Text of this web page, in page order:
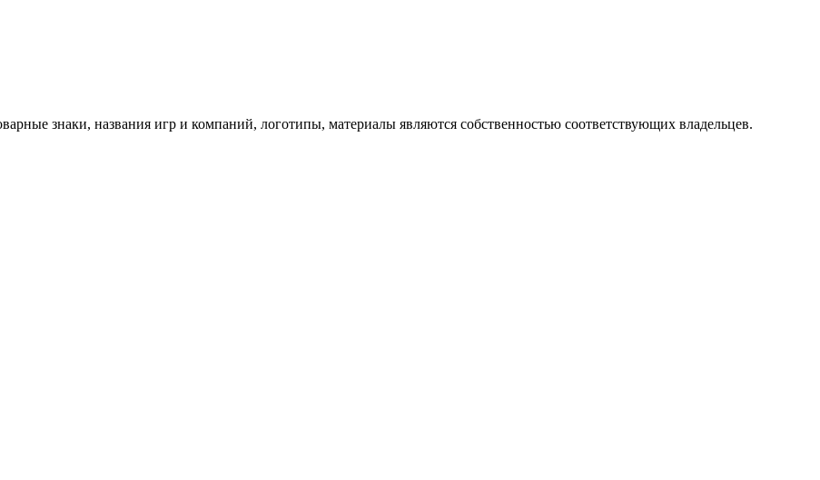
знаки, названия игр и компаний, логотипы, материалы являются собственностью соответствующих владельцев.